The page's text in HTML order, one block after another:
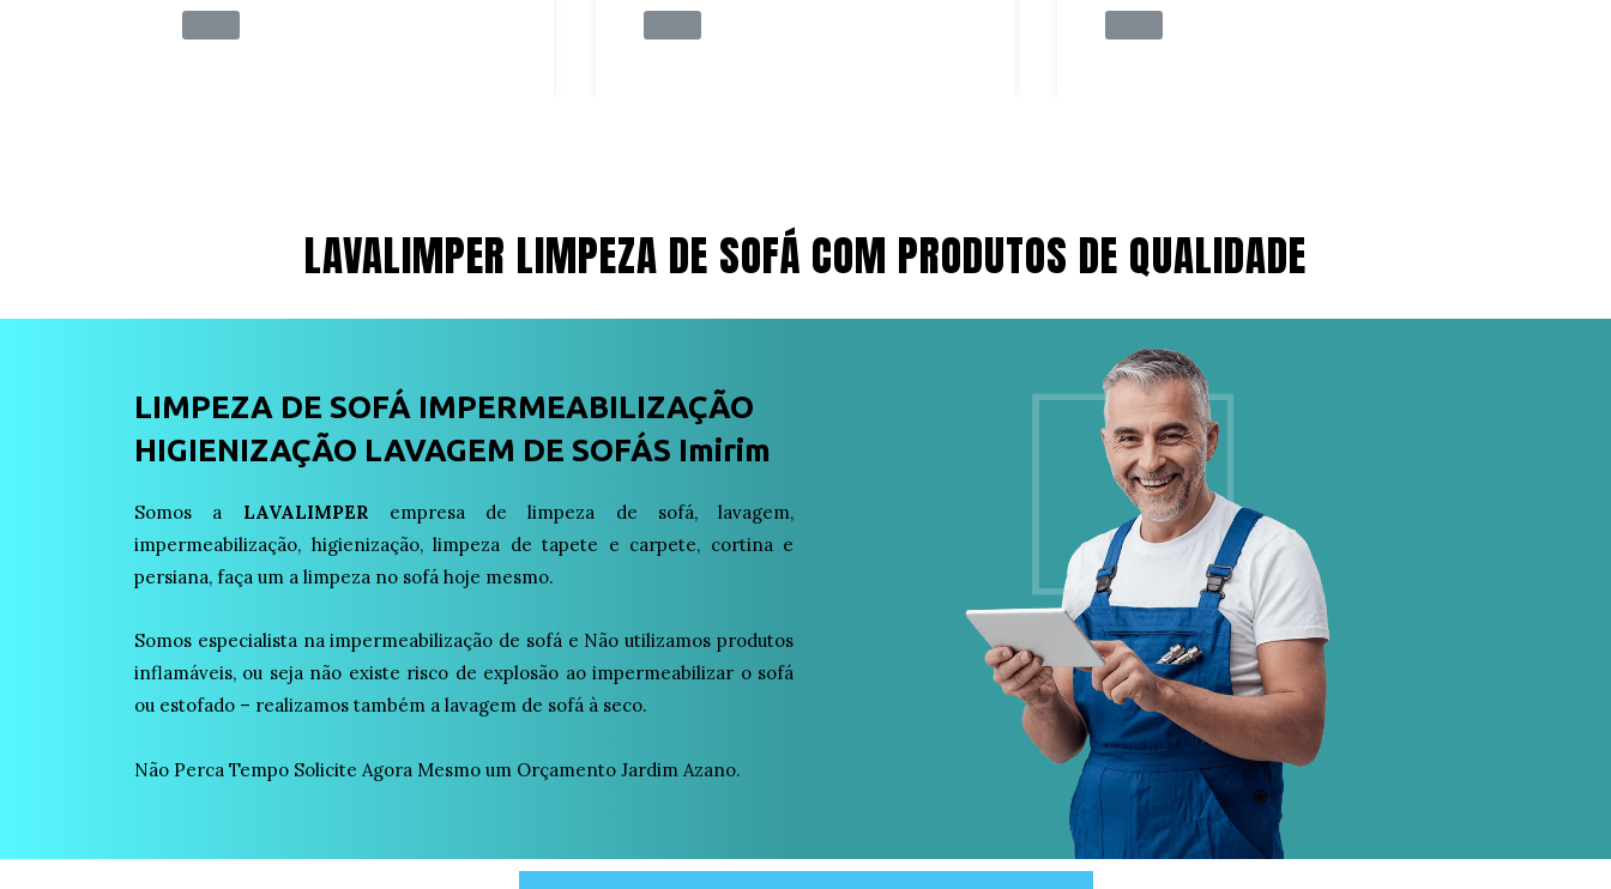
LAVALIMPER LIMPEZA DE SOFÁ COM PRODUTOS DE QUALIDADE
LIMPEZA DE SOFÁ IMPERMEABILIZAÇÃO
HIGIENIZAÇÃO LAVAGEM DE SOFÁS Imirim
Somos a LAVALIMPER empresa de limpeza de sofá, lavagem,
impermeabilização, higienização, limpeza de tapete e carpete, cortina e
persiana, faça um a limpeza no sofá hoje mesmo.
Somos especialista na impermeabilização de sofá e Não utilizamos produtos
inflamáveis, ou seja não existe risco de explosão ao impermeabilizar o sofá
ou estofado – realizamos também a lavagem de sofá à seco.
Não Perca Tempo Solicite Agora Mesmo um Orçamento Jardim Azano.